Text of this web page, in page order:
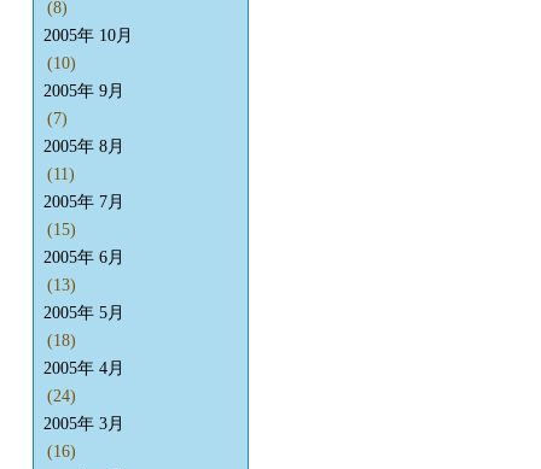
(8)
2005年 10月
(10)
2005年 9月
(7)
2005年 8月
(11)
2005年 7月
(15)
2005年 6月
(13)
2005年 5月
(18)
2005年 4月
(24)
2005年 3月
(16)